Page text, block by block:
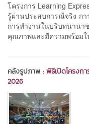
โครงการ Learning
รู้ผ่านประสบการณ์จริง ก
การทำงานในบริบทนา
คุณภาพและมีความพร้อมใ
คลังรูปภาพ :พิธีเปิดโครงก
2026